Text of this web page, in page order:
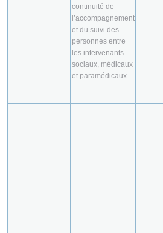
continuité de
l’accompagnement
et du suivi des
personnes entre
les intervenants
sociaux, médicaux
et paramédicaux